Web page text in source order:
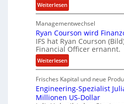
u
s
a
m
m
e
n
Weiterlesen:
L
ö
s
e
g
e
l
d
z
a
Managementwechsel
Ryan Courson wird
IFS hat Ryan Courson
Financial Officer ernannt.
Weiterlesen:
R
y
a
n
Frisches Kapital und neue
Engineering-Spezialist
Millionen US-Dollar